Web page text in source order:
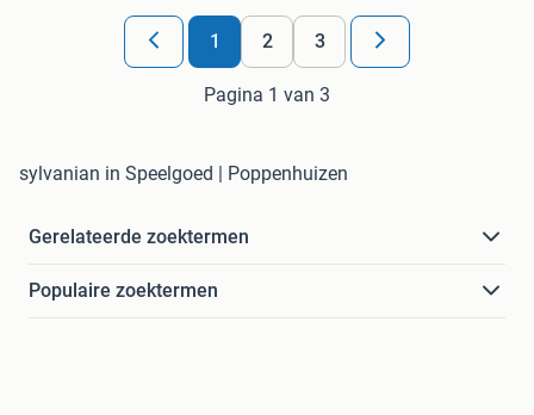
1 2 3
Pagina 1 van 3
sylvanian in Speelgoed | Poppenhuizen
Gerelateerde zoektermen
Populaire zoektermen